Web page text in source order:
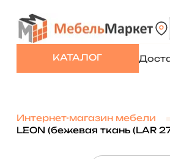
КАТАЛОГ
Интернет-магазин мебели
LEON (бежевая ткань (LAR